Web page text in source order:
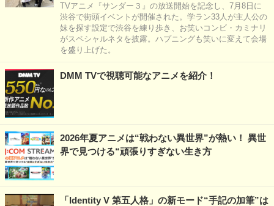
TVアニメ『サンダー３』の放送開始を記念し、7月8日に
渋谷で街頭イベントが開催された。学ラン33人が主人公の
妹を探す設定で渋谷を練り歩き、お笑いコンビ・カミナリ
がスペシャルネタを披露。ハプニングも笑いに変えて会場
を盛り上げた。
DMM TVで視聴可能なアニメを紹介！
2026年夏アニメは“戦わない異世界”が熱い！ 異世
界で見つける“頑張りすぎない生き方
「Identity V 第五人格」の新モード“手記の加筆”は